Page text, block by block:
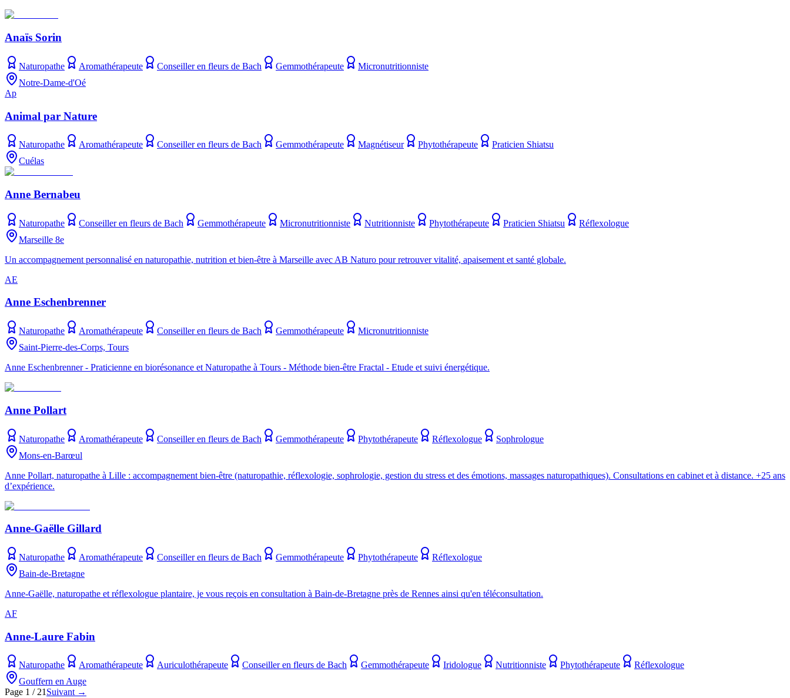
Anaïs Sorin
Naturopathe Aromathérapeute Conseiller en fleurs de Bach Gemmothérapeute
Micronutritionniste
Notre-Dame-d'Oé
Ap
Animal par Nature
Naturopathe Aromathérapeute Conseiller en fleurs de Bach Gemmothérapeute Magnétiseur Phytothérapeute
Praticien Shiatsu
Cuélas
Anne Bernabeu
Naturopathe Conseiller en fleurs de Bach Gemmothérapeute Micronutritionniste Nutritionniste Phytothérapeute Praticien Shiatsu
Réflexologue
Marseille 8e
Un accompagnement personnalisé en naturopathie, nutrition et bien-être à Marseille avec AB Naturo pour retrouver vitalité, apaisement et santé globale.
AE
Anne Eschenbrenner
Naturopathe Aromathérapeute Conseiller en fleurs de Bach Gemmothérapeute
Micronutritionniste
Saint-Pierre-des-Corps, Tours
Anne Eschenbrenner - Praticienne en biorésonance et Naturopathe à Tours - Méthode bien-être Fractal - Etude et suivi énergétique.
Anne Pollart
Naturopathe Aromathérapeute Conseiller en fleurs de Bach Gemmothérapeute Phytothérapeute Réflexologue
Sophrologue
Mons-en-Barœul
Anne Pollart, naturopathe à Lille : accompagnement bien-être (naturopathie, réflexologie, sophrologie, gestion du stress et des émotions, massages naturopathiques). Consultations en cabinet et à distance. +25 ans
d’expérience.
Anne-Gaëlle Gillard
Naturopathe Aromathérapeute Conseiller en fleurs de Bach Gemmothérapeute Phytothérapeute
Réflexologue
Bain-de-Bretagne
Anne-Gaëlle, naturopathe et réflexologue plantaire, je vous reçois en consultation à Bain-de-Bretagne près de Rennes ainsi qu'en téléconsultation.
AF
Anne-Laure Fabin
Naturopathe Aromathérapeute Auriculothérapeute Conseiller en fleurs de Bach Gemmothérapeute Iridologue Nutritionniste Phytothérapeute
Réflexologue
Gouffern en Auge
Page 1 / 21Suivant →